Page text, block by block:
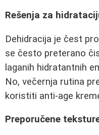
Rešenja za
Dehidracija je čest
se često preterano
laganih hidratantnih
No, večernja rutina
koristiti anti-age
Preporučene